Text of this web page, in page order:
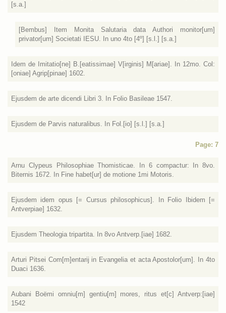
[s.a.]
[Bembus] Item Monita Salutaria data Authori monitor[um]
privator[um] Societati IESU. In uno 4to [4º] [s.l.] [s.a.]
Idem de Imitatio[ne] B.[eatissimae] V[irginis] M[ariae]. In 12mo. Col:
[oniae] Agrip[pinae] 1602.
Ejusdem de arte dicendi Libri 3. In Folio Basileae 1547.
Ejusdem de Parvis naturalibus. In Fol.[io] [s.l.] [s.a.]
Page: 7
Arnu Clypeus Philosophiae Thomisticae. In 6 compactur: In 8vo.
Biternis 1672. In Fine habet[ur] de motione 1mi Motoris.
Ejusdem idem opus [= Cursus philosophicus]. In Folio Ibidem [=
Antverpiae] 1632.
Ejusdem Theologia tripartita. In 8vo Antverp.[iae] 1682.
Arturi Pitsei Com[m]entarij in Evangelia et acta Apostolor[um]. In 4to
Duaci 1636.
Aubani Boёmi omniu[m] gentiu[m] mores, ritus et[c] Antverp:[iae]
1542